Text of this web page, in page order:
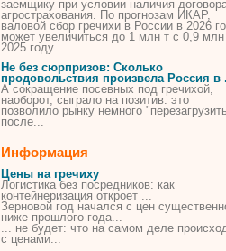
заемщику при условии наличия
агрострахования. По прогнозам ИКАР,
валовой сбор гречихи в России в 2026
может увеличиться до 1 млн т с 0,9 млн
2025 году.
Не без сюрпризов: Сколько
продовольствия произвела Россия в
А сокращение посевных под гречихой,
наоборот, сыграло на позитив: это
позволило рынку немного
после...
Информация
Цены на гречиху
Логистика без посредников: как
контейнеризация откроет ...
Зерновой год начался с цен
ниже прошлого года...
... не будет: что насамом деле
с ценами...